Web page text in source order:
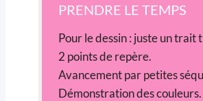
PRENDRE LE TEMPS
Pour le dessin : juste un trait
2 points de repère.
Avancement par petites
Démonstration des couleurs.